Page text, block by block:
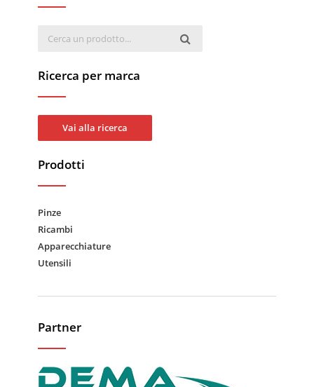
Ricerca per marca
Vai alla ricerca
Prodotti
Pinze
Ricambi
Apparecchiature
Utensili
Partner